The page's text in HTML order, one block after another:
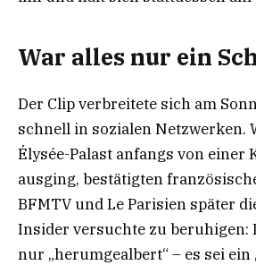
War alles nur ein
Der Clip verbreitete sich am
schnell in sozialen Netzwerken.
Élysée-Palast anfangs von einer
ausging, bestätigten
BFMTV und Le Parisien später
Insider versuchte zu beruhigen:
nur „herumgealbert“ – es sei ein